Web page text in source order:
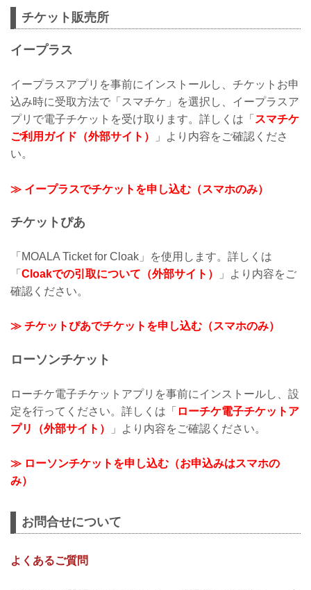
チケット販売所
イープラス
イープラスアプリを事前にインストールし、チケットお申
込み時に受取方法で「スマチケ」を選択し、イープラスア
プリで電子チケットを受け取ります。詳しくは「 スマチケ
ご利用ガイド（外部サイト）
」より内容をご確認くださ
い。
≫ イープラスでチケットを申し込む（スマホのみ）
チケットぴあ
「MOALA Ticket for Cloak」を使用します。詳しくは
「 Cloakでの引取について（外部サイト）
」より内容をご
確認ください。
≫ チケットぴあでチケットを申し込む（スマホのみ）
ローソンチケット
ローチケ電子チケットアプリを事前にインストールし、設
定を行ってください。詳しくは「 ローチケ電子チケットア
プリ（外部サイト）
」より内容をご確認ください。
≫ ローソンチケットを申し込む（お申込みはスマホの
み）
お問合せについて
よくあるご質問